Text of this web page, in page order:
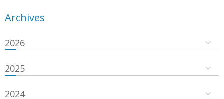
Archives
2026
2025
2024